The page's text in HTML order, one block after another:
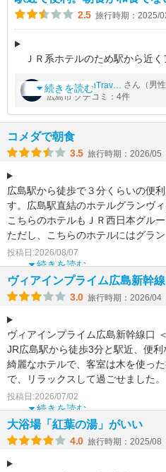
2.5 旅行時期：2025/
ＪＲ系ホテルのため駅から近
部屋は一見狭く見えますがキャ
りました。
部屋とユニットバスに段差がな
続きを読む
by EuropeanTraveler さん（男性
広島市 クチコミ：4件
コメダで朝食
3.5 旅行時期：2026/05
広島駅から徒歩で３分くらいの便
す。広島駅直結のホテルグランヴィ
こちらのホテルもＪＲ西日本グルー
ただし、こちらのホテルにはグラ
大浴場があります
続きを読む
投稿日:2026/08/07
ヴィアインプライム広島新幹線
3.0 旅行時期：2026/04
ヴィアインプライム広島新幹線口
JR広島駅から徒歩3分と駅近、便利
綺麗なホテルで、客室は木を使っ
で、リラックスして過ごせました。
「紅葉の湯」は最上
続きを読む
投稿日:2026/07/02
大浴場「紅葉の湯」がいい
4.0 旅行時期：2025/08